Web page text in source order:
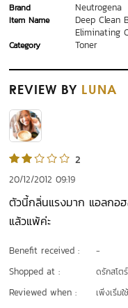
Brand Neutrogena
Item Name
Deep Clean
Eliminating
Category Toner
REVIEW BY LUNA
2
20/12/2012 09:19
ตัวนี้กลิ่นแรงมาก แอลกอฮ
แล้วแพ้ค่ะ
Benefit received : -
Shopped at : ดรักสโต
Reviewed when : เพิ่งเริ่มใช้